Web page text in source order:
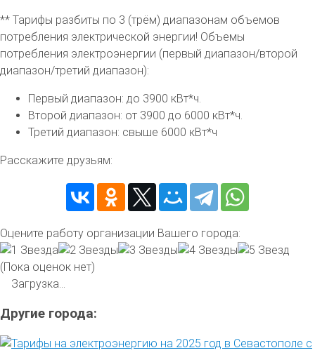
** Тарифы разбиты по 3 (трём) диапазонам объемов
потребления электрической энергии! Объемы
потребления электроэнергии (первый диапазон/второй
диапазон/третий диапазон):
Первый диапазон: до 3900 кВт*ч.
Второй диапазон: от 3900 до 6000 кВт*ч.
Третий диапазон: свыше 6000 кВт*ч
Расскажите друзьям:
Оцените работу организации Вашего города:
(Пока оценок нет)
Загрузка...
Другие города: